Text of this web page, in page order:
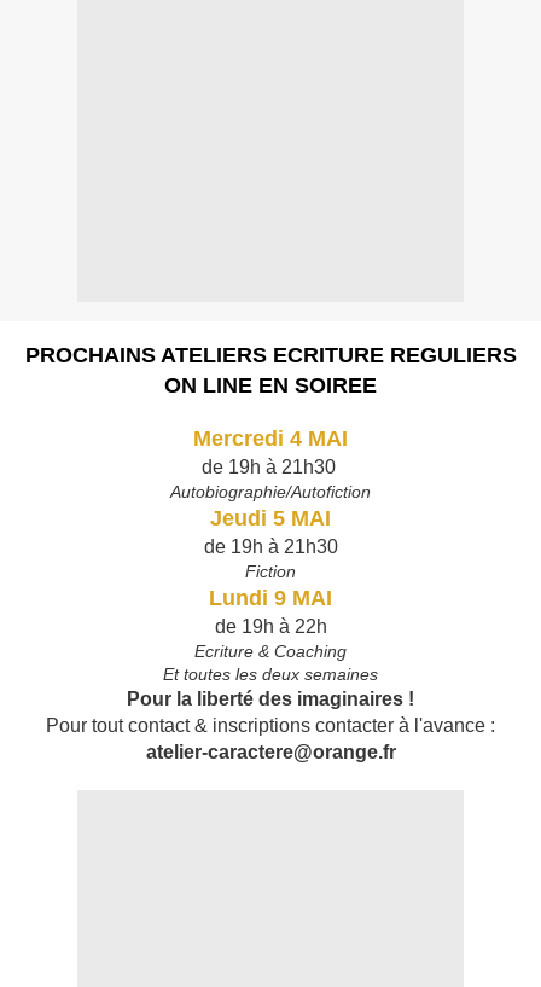
PROCHAINS ATELIERS ECRITURE REGULIERS
ON LINE EN SOIREE
Mercredi 4 MAI
de 19h à 21h30
Autobiographie/Autofiction
Jeudi 5 MAI
de 19h à 21h30
Fiction
Lundi 9 MAI
de 19h à 22h
Ecriture & Coaching
Et toutes les deux semaines
Pour la liberté des imaginaires !
Pour tout contact & inscriptions contacter à l'avance :
atelier-caractere@orange.fr